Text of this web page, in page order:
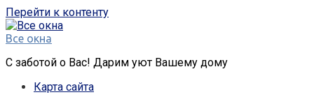
Перейти к контенту
Все окна
С заботой о Вас! Дарим уют Вашему дому
Карта сайта